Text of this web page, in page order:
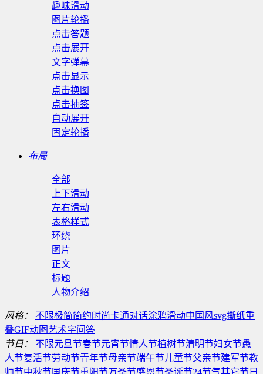
趣味滑动
图片轮播
点击答题
点击展开
文字弹幕
点击显示
点击换图
点击抽签
自动展开
固定轮播
布局
全部
上下滑动
左右滑动
表格样式
环绕
图片
正文
标题
人物介绍
风格： 不限极简简约时尚卡通对话涂鸦滑动中国风svg撕纸重
叠GIF动图 艺术字问答
节日：
不限元旦节春节元宵节情人节植树节清明节妇女节愚
人节复活节劳动节青年节母亲节端午节儿童节父亲节建军节教
师节中秋节国庆节重阳节万圣节感恩节圣诞节24节气其它节日